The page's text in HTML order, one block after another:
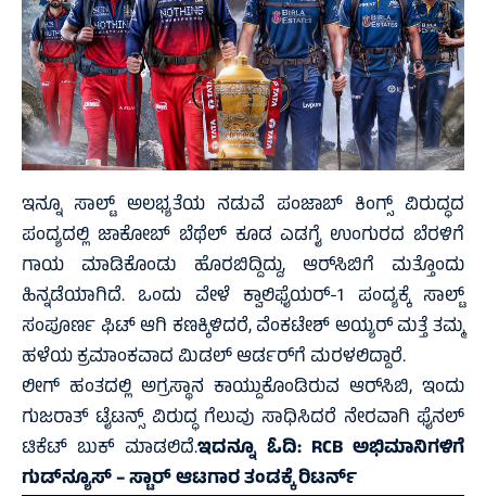
ಇನ್ನೂ ಸಾಲ್ಟ್ ಅಲಭ್ಯತೆಯ ನಡುವೆ ಪಂಜಾಬ್ ಕಿಂಗ್ಸ್ ವಿರುದ್ಧದ
ಪಂದ್ಯದಲ್ಲಿ ಜಾಕೋಬ್ ಬೆಥೆಲ್ ಕೂಡ ಎಡಗೈ ಉಂಗುರದ ಬೆರಳಿಗೆ
ಗಾಯ ಮಾಡಿಕೊಂಡು ಹೊರಬಿದ್ದಿದ್ದು, ಆರ್‌ಸಿಬಿಗೆ ಮತ್ತೊಂದು
ಹಿನ್ನಡೆಯಾಗಿದೆ. ಒಂದು ವೇಳೆ ಕ್ವಾಲಿಫೈಯರ್-1 ಪಂದ್ಯಕ್ಕೆ ಸಾಲ್ಟ್
ಸಂಪೂರ್ಣ ಫಿಟ್ ಆಗಿ ಕಣಕ್ಕಿಳಿದರೆ, ವೆಂಕಟೇಶ್ ಅಯ್ಯರ್ ಮತ್ತೆ ತಮ್ಮ
ಹಳೆಯ ಕ್ರಮಾಂಕವಾದ ಮಿಡಲ್ ಆರ್ಡರ್‌ಗೆ ಮರಳಲಿದ್ದಾರೆ.
ಲೀಗ್ ಹಂತದಲ್ಲಿ ಅಗ್ರಸ್ಥಾನ ಕಾಯ್ದುಕೊಂಡಿರುವ ಆರ್‌ಸಿಬಿ, ಇಂದು
ಗುಜರಾತ್ ಟೈಟನ್ಸ್ ವಿರುದ್ಧ ಗೆಲುವು ಸಾಧಿಸಿದರೆ ನೇರವಾಗಿ ಫೈನಲ್
ಟಿಕೆಟ್ ಬುಕ್ ಮಾಡಲಿದೆ.ಇದನ್ನೂ ಓದಿ: RCB ಅಭಿಮಾನಿಗಳಿಗೆ
ಗುಡ್‌ನ್ಯೂಸ್‌ – ಸ್ಟಾರ್‌ ಆಟಗಾರ ತಂಡಕ್ಕೆ ರಿಟರ್ನ್‌